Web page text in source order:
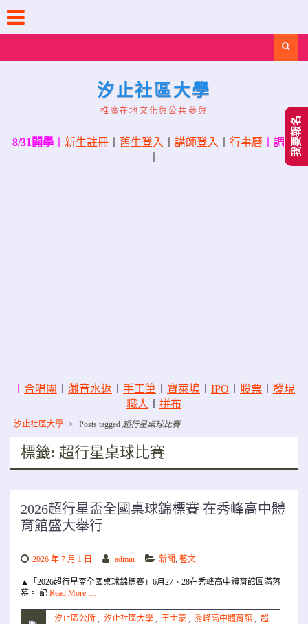
content
汐止社區大學
推廣在地文化與公共參與
8/31開學 新生註冊 舊生登入 講師登入 行事曆
調課
合唱團 灘音水返 手工筆 寶萊塢 IPO 股票
發現
職人
拼布
汐止社區大學 > Posts tagged 超行星桌球比賽
標籤: 超行星桌球比賽
2026超行星盃全國桌球錦標賽 在秀峰高中體
育館盛大舉行
2026 年 7 月 1 日 admin 新聞, 藝文
▲「2026超行星盃全國桌球錦標賽」6月27、28在秀峰高中體育館圓滿落
幕。 記 Read More …
汐止區公所 , 汐止社區大學 , 王士豪 , 秀峰高中體育館 , 超
我要報名